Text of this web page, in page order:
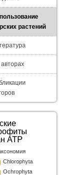
растений
АТР
Chlorophyta
Ochrophyta